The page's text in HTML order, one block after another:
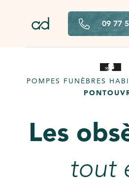
09 77
POMPES FUNÈBRES
Les
tout